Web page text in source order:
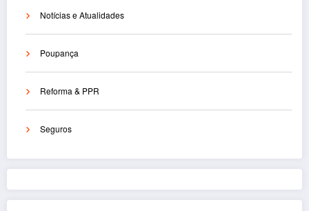
Notícias e Atualidades
Poupança
Reforma & PPR
Seguros